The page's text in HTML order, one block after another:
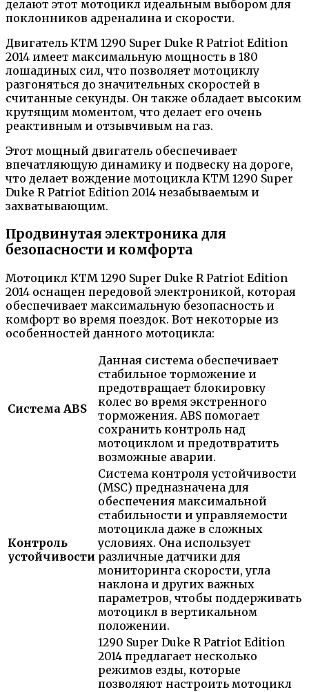
делают этот мотоцикл идеальным выбором для
поклонников адреналина и скорости.
Двигатель KTM 1290 Super Duke R Patriot Edition
2014 имеет максимальную мощность в 180
лошадиных сил, что позволяет мотоциклу
разгоняться до значительных скоростей в
считанные секунды. Он также обладает высоким
крутящим моментом, что делает его очень
реактивным и отзывчивым на газ.
Этот мощный двигатель обеспечивает
впечатляющую динамику и подвеску на дороге,
что делает вождение мотоцикла KTM 1290 Super
Duke R Patriot Edition 2014 незабываемым и
захватывающим.
Продвинутая электроника для
безопасности и комфорта
Мотоцикл KTM 1290 Super Duke R Patriot Edition
2014 оснащен передовой электроникой, которая
обеспечивает максимальную безопасность и
комфорт во время поездок. Вот некоторые из
особенностей данного мотоцикла:
Система ABS
Данная система обеспечивает
стабильное торможение и
предотвращает блокировку
колес во время экстренного
торможения. ABS помогает
сохранить контроль над
мотоциклом и предотвратить
возможные аварии.
Контроль
устойчивости
Система контроля устойчивости
(MSC) предназначена для
обеспечения максимальной
стабильности и управляемости
мотоцикла даже в сложных
условиях. Она использует
различные датчики для
мониторинга скорости, угла
наклона и других важных
параметров, чтобы поддерживать
мотоцикл в вертикальном
положении.
1290 Super Duke R Patriot Edition
2014 предлагает несколько
режимов езды, которые
позволяют настроить мотоцикл